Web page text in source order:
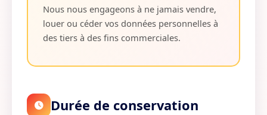
Nous nous engageons à ne jamais vendre,
louer ou céder vos données personnelles à
des tiers à des fins commerciales.
Durée de conservation